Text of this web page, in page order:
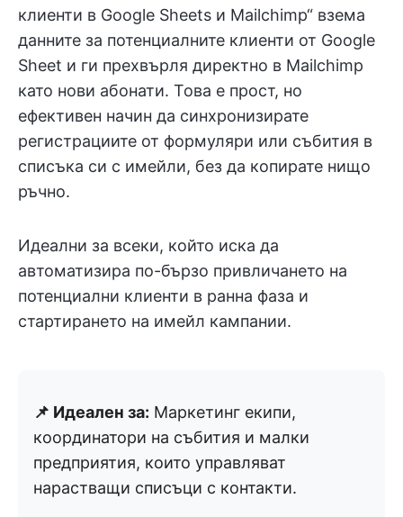
клиенти в Google Sheets и Mailchimp“ взема
данните за потенциалните клиенти от Google
Sheet и ги прехвърля директно в Mailchimp
като нови абонати. Това е прост, но
ефективен начин да синхронизирате
регистрациите от формуляри или събития в
списъка си с имейли, без да копирате нищо
ръчно.
Идеални за всеки, който иска да
автоматизира по-бързо привличането на
потенциални клиенти в ранна фаза и
стартирането на имейл кампании.
📌 Идеален за: Маркетинг екипи,
координатори на събития и малки
предприятия, които управляват
нарастващи списъци с контакти.